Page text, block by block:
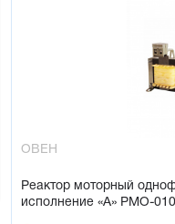
ОВЕН
Реактор моторный
исполнение «А» РМО-